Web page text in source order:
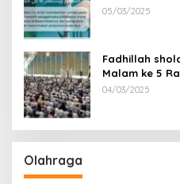
05/03/2025
Fadhillah
Malam ke 5
04/03/2025
Olahraga